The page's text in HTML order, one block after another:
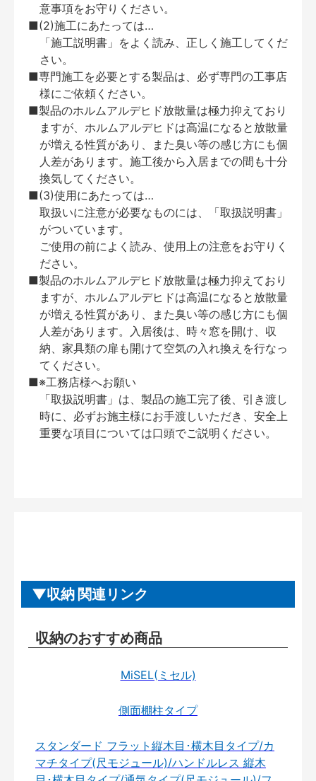
意事項をお守りください。
■(2)施工にあたっては…
「施工説明書」をよく読み、正しく施工してくだ
さい。
■専門施工を必要とする製品は、必ず専門の工事店
様にご依頼ください。
■製品のホルムアルデヒド放散量は極力抑えており
ますが、ホルムアルデヒドは高温になると放散量
が増える性質があり、また臭い等の感じ方にも個
人差があります。施工後から入居までの間も十分
換気してください。
■(3)使用にあたっては…
取扱いに注意が必要なものには、「取扱説明書」
がついています。
ご使用の前によく読み、使用上の注意をお守りく
ださい。
■製品のホルムアルデヒド放散量は極力抑えており
ますが、ホルムアルデヒドは高温になると放散量
が増える性質があり、また臭い等の感じ方にも個
人差があります。入居後は、時々窓を開け、収
納、家具類の扉も開けて空気の入れ換えを行なっ
てください。
■※工務店様へお願い
「取扱説明書」は、製品の施工完了後、引き渡し
時に、必ずお施主様にお手渡しいただき、安全上
重要な項目については口頭でご説明ください。
収納 関連リンク
収納のおすすめ商品
MiSEL(ミセル)
側面棚柱タイプ
スタンダード フラット縦木目･横木目タイプ/カ
マチタイプ(尺モジュール)/ハンドルレス 縦木